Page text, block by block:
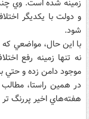
زمينه شده است. وي
و دولت با يکديگر
شود.
با اين حال، مواضعي
نه تنها زمينه رفع
موجود دامن زده و حتي
در همين راستا،
هفته‌هاي اخير پررنگ